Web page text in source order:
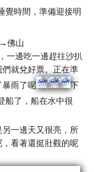
覺時間，準備迎接明
佛山
一邊吃一邊趕往沙扒
就兌好票。正在準
暴雨了呢
下
船了，船在水中很
一邊天又很亮，所
看著還挺壯觀的呢